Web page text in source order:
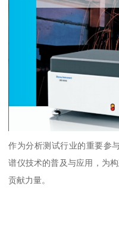
作为分析测试行业的重要参
谱仪技术的普及与应用，为
贡献力量。